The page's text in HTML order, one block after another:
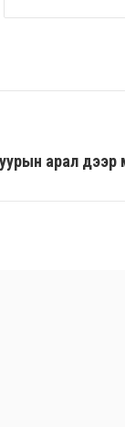
арал дээр